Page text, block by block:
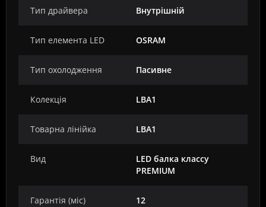
Тип драйвера Внутрішній
Тип елемента LED OSRAM
Тип охолодження Пасивне
Колекція LBA1
Товарна лінійка LBA1
Вид
LED балка классу
PREMIUM
Гарантія (міс) 12